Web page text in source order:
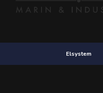
Elsystem